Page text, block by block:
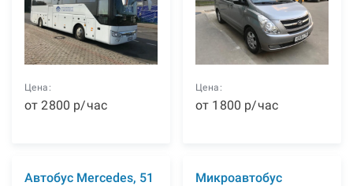
Цена:
от2800 р/час
Цена:
от 1800 р/час
Автобус Mercedes, 51
Микроавтобус